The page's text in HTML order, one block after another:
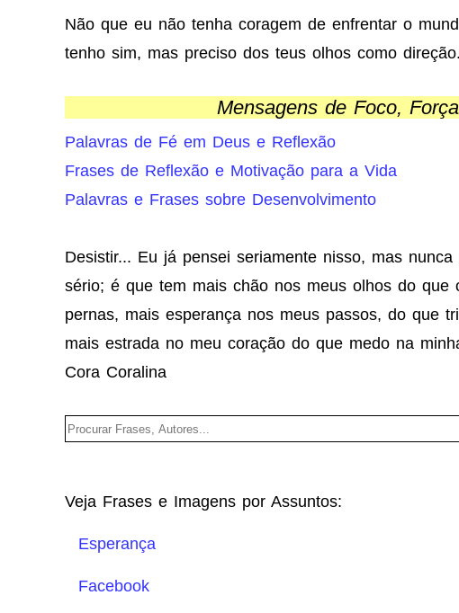
Não que eu não tenha coragem de enfrentar o
tenho sim, mas preciso dos teus olhos como direção.
Mensagens de Foco,
Palavras de Fé em Deus e Reflexão
Frases de Reflexão e Motivação para a Vida
Palavras e Frases sobre Desenvolvimento
Desistir... Eu já pensei seriamente nisso, mas
sério; é que tem mais chão nos meus olhos do que
pernas, mais esperança nos meus passos, do que
mais estrada no meu coração do que medo na
Cora Coralina
Veja Frases e Imagens por Assuntos:
Esperança
Facebook